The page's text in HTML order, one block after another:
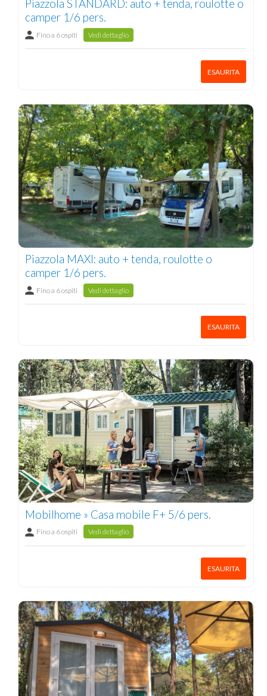
Piazzola STANDARD: auto + tenda, roulotte o
camper 1/6 pers.
Fino a 6 ospiti Vedi dettaglio
ESAURITA
Piazzola MAXI: auto + tenda, roulotte o
camper 1/6 pers.
Fino a 6 ospiti Vedi dettaglio
ESAURITA
Mobilhome » Casa mobile F+ 5/6 pers.
Fino a 6 ospiti Vedi dettaglio
ESAURITA